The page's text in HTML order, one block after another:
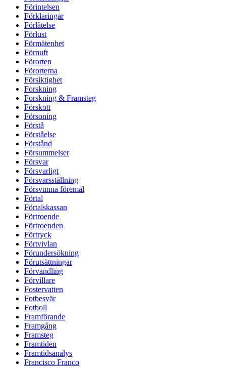
Förintelsen
Förklaringar
Förlåtelse
Förlust
Förmätenhet
Förnuft
Förorten
Förorterna
Försiktighet
Forskning
Forskning & Framsteg
Förskott
Försoning
Förstå
Förståelse
Förstånd
Försummelser
Försvar
Försvarligt
Försvarsställning
Försvunna föremål
Förtal
Förtalskassan
Förtroende
Förtroenden
Förtryck
Förtvivlan
Förundersökning
Förutsättningar
Förvandling
Förvillare
Fostervatten
Fotbesvär
Fotboll
Framförande
Framgång
Framsteg
Framtiden
Framtidsanalys
Francisco Franco